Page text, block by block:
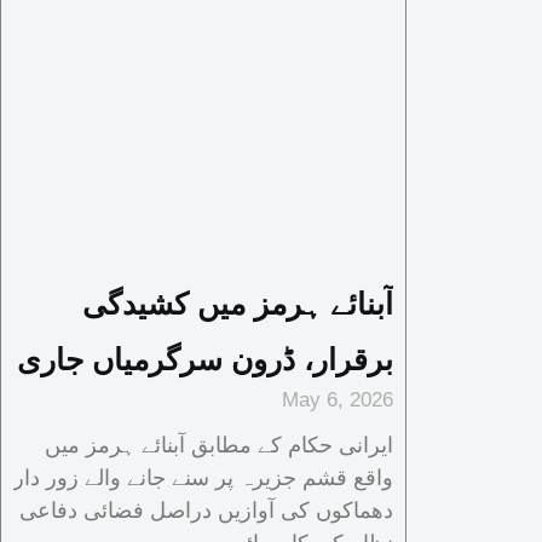
آبنائے ہرمز میں کشیدگی
برقرار، ڈرون سرگرمیاں جاری
May 6, 2026
ایرانی حکام کے مطابق آبنائے ہرمز میں
واقع قشم جزیرہ پر سنے جانے والے زور دار
دھماکوں کی آوازیں دراصل فضائی دفاعی